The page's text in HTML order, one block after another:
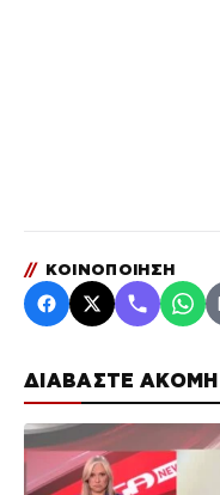
ΔΙΑΒΑΣΤΕ ΑΚΟΜΗ
// ΚΟΙΝΟΠΟΙΗΣΗ